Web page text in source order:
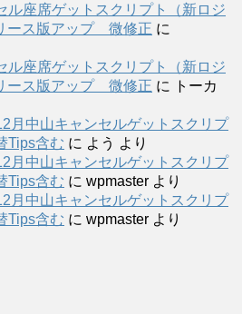
ル座席ゲットスクリプト（新ロジ
ース版アップ 微修正 に
ル座席ゲットスクリプト（新ロジ
ース版アップ 微修正 に
トーカ
月中山キャンセルゲットスクリプ
Tips含む に よう より
月中山キャンセルゲットスクリプ
Tips含む に wpmaster より
月中山キャンセルゲットスクリプ
Tips含む に wpmaster より